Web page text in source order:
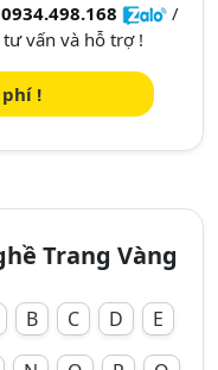
0934.498.168
/
vấn và hỗ trợ !
!
Trang Vàng
B C D
E